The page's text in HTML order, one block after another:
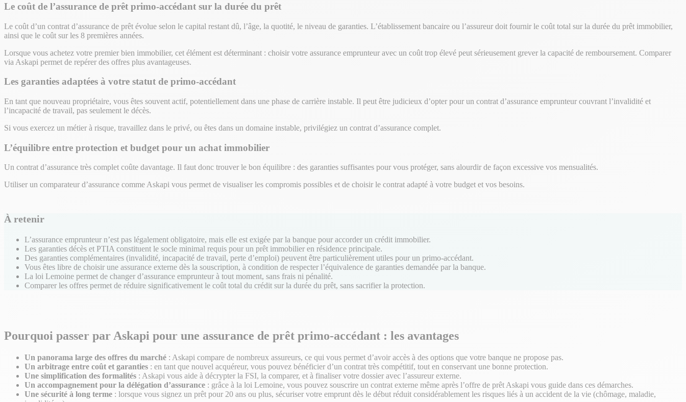
Le coût de l’assurance de prêt primo-accédant sur la durée du prêt
Le coût d’un contrat d’assurance de prêt évolue selon le capital restant dû, l’âge, la quotité, le niveau de garanties. L’établissement bancaire ou l’assureur doit fournir le coût total sur la durée du prêt immobilier,
ainsi que le coût sur les 8 premières années.
Lorsque vous achetez votre premier bien immobilier, cet élément est déterminant : choisir votre assurance emprunteur avec un coût trop élevé peut sérieusement grever la capacité de remboursement. Comparer
via Askapi permet de repérer des offres plus avantageuses.
Les garanties adaptées à votre statut de primo-accédant
En tant que nouveau propriétaire, vous êtes souvent actif, potentiellement dans une phase de carrière instable. Il peut être judicieux d’opter pour un contrat d’assurance emprunteur couvrant l’invalidité et
l’incapacité de travail, pas seulement le décès.
Si vous exercez un métier à risque, travaillez dans le privé, ou êtes dans un domaine instable, privilégiez un contrat d’assurance complet.
L’équilibre entre protection et budget pour un achat immobilier
Un contrat d’assurance très complet coûte davantage. Il faut donc trouver le bon équilibre : des garanties suffisantes pour vous protéger, sans alourdir de façon excessive vos mensualités.
Utiliser un comparateur d’assurance comme Askapi vous permet de visualiser les compromis possibles et de choisir le contrat adapté à votre budget et vos besoins.
À retenir
L’assurance emprunteur n’est pas légalement obligatoire, mais elle est exigée par la banque pour accorder un crédit immobilier.
Les garanties décès et PTIA constituent le socle minimal requis pour un prêt immobilier en résidence principale.
Des garanties complémentaires (invalidité, incapacité de travail, perte d’emploi) peuvent être particulièrement utiles pour un primo-accédant.
Vous êtes libre de choisir une assurance externe dès la souscription, à condition de respecter l’équivalence de garanties demandée par la banque.
La loi Lemoine permet de changer d’assurance emprunteur à tout moment, sans frais ni pénalité.
Comparer les offres permet de réduire significativement le coût total du crédit sur la durée du prêt, sans sacrifier la protection.
Pourquoi passer par Askapi pour une assurance de prêt primo-accédant : les avantages
Un panorama large des offres du marché : Askapi compare de nombreux assureurs, ce qui vous permet d’avoir accès à des options que votre banque ne propose pas.
Un arbitrage entre coût et garanties : en tant que nouvel acquéreur, vous pouvez bénéficier d’un contrat très compétitif, tout en conservant une bonne protection.
Une simplification des formalités : Askapi vous aide à décrypter la FSI, la comparer, et à finaliser votre dossier avec l’assureur externe.
Un accompagnement pour la délégation d’assurance : grâce à la loi Lemoine, vous pouvez souscrire un contrat externe même après l’offre de prêt Askapi vous guide dans ces démarches.
Une sécurité à long terme : lorsque vous signez un prêt pour 20 ans ou plus, sécuriser votre emprunt dès le début réduit considérablement les risques liés à un accident de la vie (chômage, maladie,